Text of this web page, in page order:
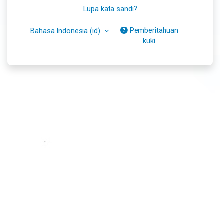
Lupa kata sandi?
Bahasa Indonesia ‎(id)‎
Pemberitahuan
kuki